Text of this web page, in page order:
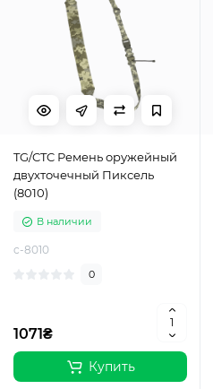
TG/CTC Ремень оружейный
двухточечный Пиксель
(8010)
В наличии
c-8010
0
1071₴
Купить